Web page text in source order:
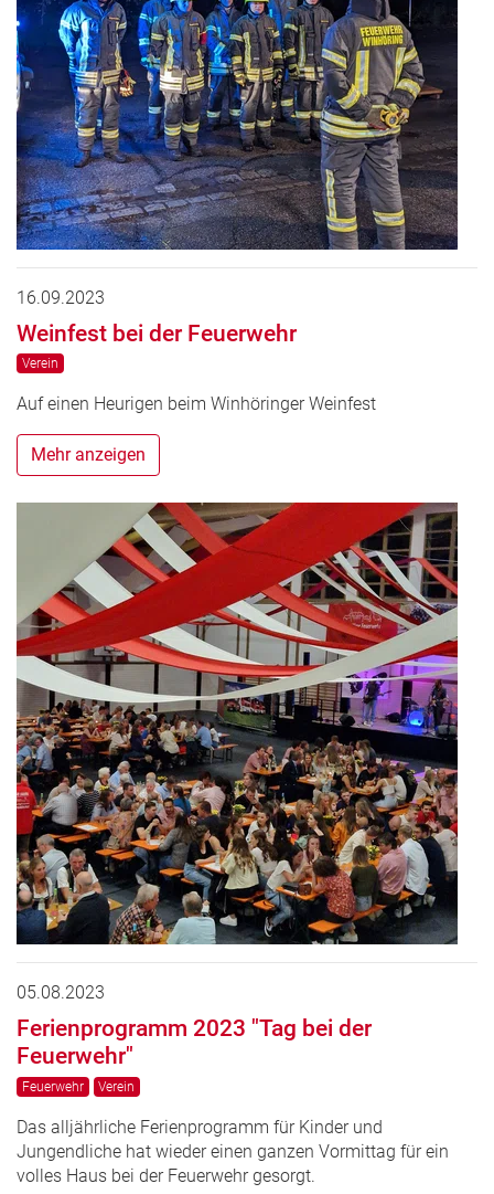
16.09.2023
Weinfest bei der Feuerwehr
Verein
Auf einen Heurigen beim Winhöringer Weinfest
Mehr anzeigen
05.08.2023
Ferienprogramm 2023 "Tag bei der
Feuerwehr"
Feuerwehr Verein
Das alljährliche Ferienprogramm für Kinder und
Jungendliche hat wieder einen ganzen Vormittag für ein
volles Haus bei der Feuerwehr gesorgt.